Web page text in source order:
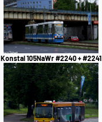
Konstal 105NaWr #2240 + #2241